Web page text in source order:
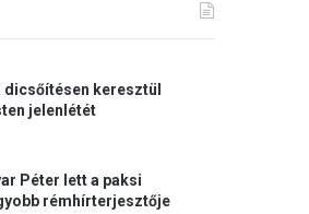
dicsőítésen keresztül
jelenlétét
Péter lett a paksi
rémhírterjesztője